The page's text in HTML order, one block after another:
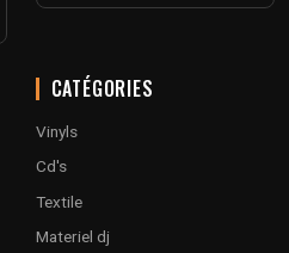
CATÉGORIES
Vinyls
Cd's
Textile
Materiel dj